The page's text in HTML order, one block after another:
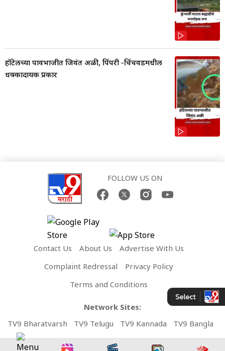
हॉटेलच्या पावभाजीत जिवंत अळी, पिंपरी -चिंचवडमधील
धक्कादायक प्रकार
FOLLOW US ON
Contact Us About Us
Advertise With Us
Complaint Redressal
Privacy Policy
Terms and Conditions
Network Sites:
TV9 Bharatvarsh
TV9 Telugu TV9 Kannada
TV9 Bangla
TV9 Gujarati
TV9 Punjabi TV9 Tamil